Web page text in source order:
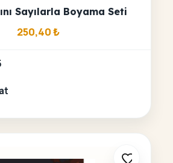
Sayılarla Boyama Seti
250,40₺